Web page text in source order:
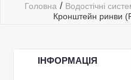
Головна / Водостічні
Кронштейн ринви
ІНФОРМАЦІЯ